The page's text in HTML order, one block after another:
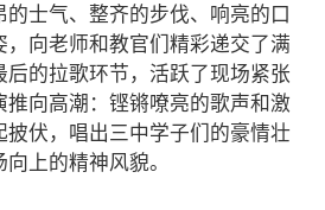
士气、整齐的步伐、响亮的口
，向老师和教官们精彩递交了满
后的拉歌环节，活跃了现场紧张
推向高潮：铿锵嘹亮的歌声和激
披伏，唱出三中学子们的豪情壮
上的精神风貌。